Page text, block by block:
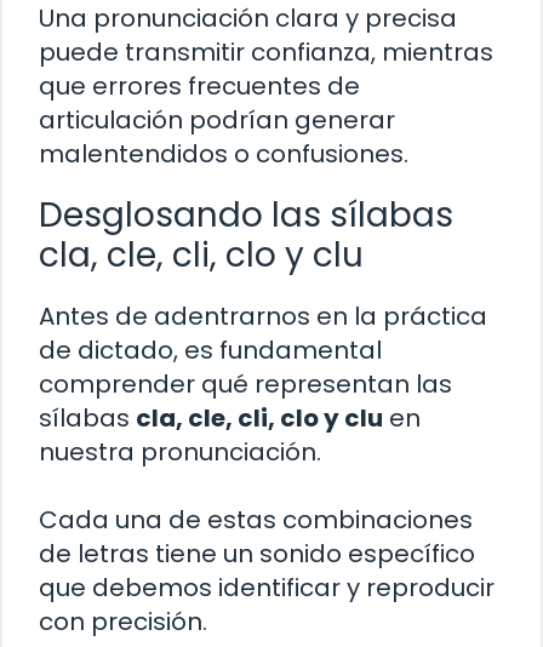
Una pronunciación clara y precisa
puede transmitir confianza, mientras
que errores frecuentes de
articulación podrían generar
malentendidos o confusiones.
Desglosando las sílabas
cla, cle, cli, clo y clu
Antes de adentrarnos en la práctica
de dictado, es fundamental
comprender qué representan las
sílabas cla, cle, cli, clo y clu en
nuestra pronunciación.
Cada una de estas combinaciones
de letras tiene un sonido específico
que debemos identificar y reproducir
con precisión.